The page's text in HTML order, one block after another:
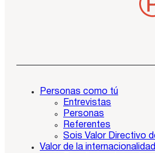
Personas como tú
Entrevistas
Personas
Referentes
Sois Valor Directivo
Valor de la